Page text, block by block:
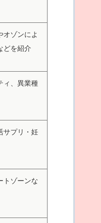
オゾンによ
どを紹介
ィ、異業種
サプリ・妊
トゾーンな